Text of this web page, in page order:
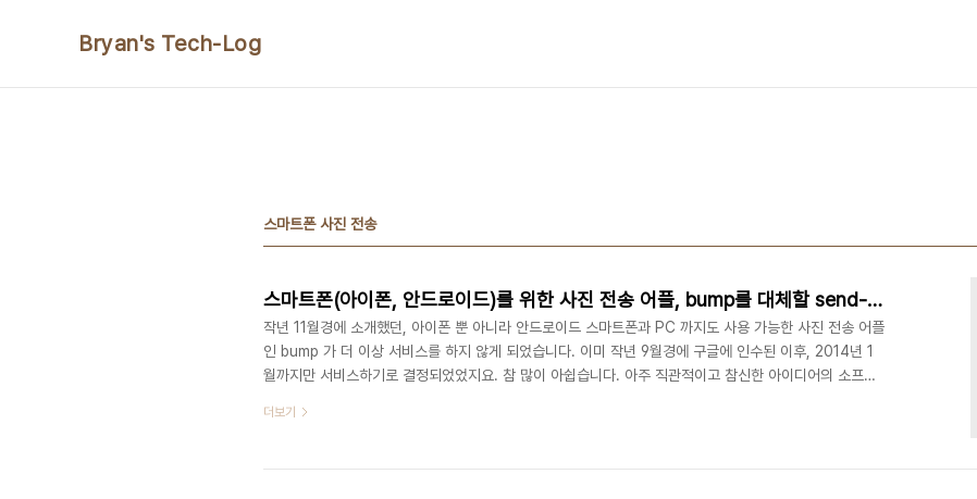
Bryan's Tech-Log
스마트폰 사진 전송
스마트폰(아이폰, 안드로이드)를 위한 사진 전송 어플, bump를 대체할 send-anywhere
작년 11월경에 소개했던, 아이폰 뿐 아니라 안드로이드 스마트폰과 PC 까지도 사용 가능한 사진 전송 어플
인 bump 가 더 이상 서비스를 하지 않게 되었습니다. 이미 작년 9월경에 구글에 인수된 이후, 2014년 1
월까지만 서비스하기로 결정되었었지요. 참 많이 아쉽습니다. 아주 직관적이고 참신한 아이디어의 소프트
보기에 "아~ 이거 괸찮다" 라는 감탄을 자아내는 소프트웨어들이 이렇듯 큰 회사에 인수되어 역사에서 사
'먹어서 없애기' 라고 보입니다. 그래서 더 안타깝습니다. 물론, 구글이 욕..
더보기